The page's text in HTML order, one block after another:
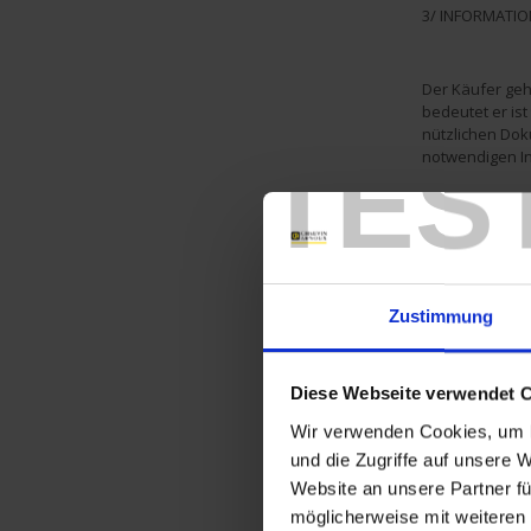
Zustimmung
Diese Webseite verwendet
Wir verwenden Cookies,
und die Zugriffe auf unsere
Website an unsere Partner
möglicherweise mit
3/
Der Käufer
bedeutet er
nützlichen
notwendigen
Unser
Unternehmen
4/